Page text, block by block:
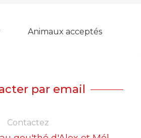
Animaux acceptés
par email
Contactez